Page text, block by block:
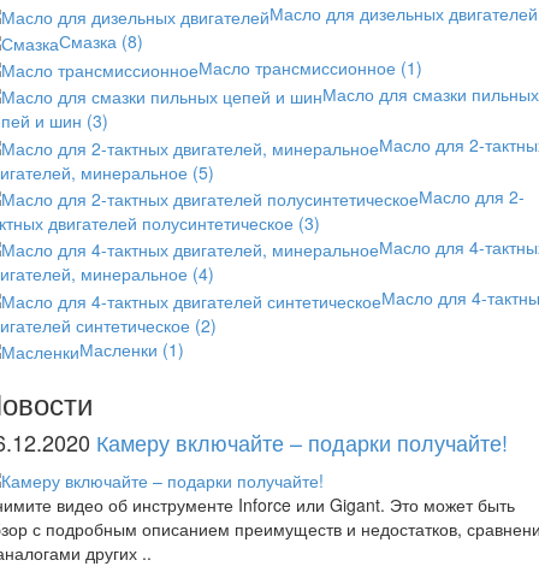
Масло для дизельных двигателей
Смазка (8)
Масло трансмиссионное (1)
Масло для смазки пильных
и шин (3)
Масло для 2-
минеральное (5)
Масло для 2-
двигателей полусинтетическое (3)
Масло для 4-
минеральное (4)
Масло для 4-
синтетическое (2)
Масленки (1)
Камеру включайте – подарки получайте!
видео об инструменте Inforce или Gigant. Это может быть
с подробным описанием преимуществ и недостатков,
других ..